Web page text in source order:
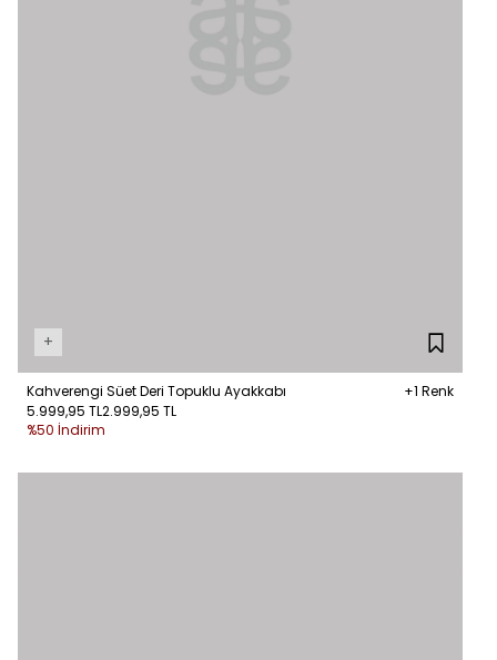
+
Kahverengi Süet Deri Topuklu Ayakkabı
+1 Renk
5.999,95 TL2.999,95 TL
%50 İndirim